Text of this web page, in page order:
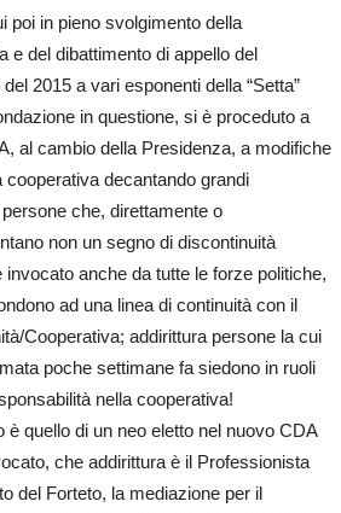
poi in pieno svolgimento della
e del dibattimento di appello del
2015 a vari esponenti della “Setta”
in questione, si è proceduto a
al cambio della Presidenza, a modifiche
decantando grandi
che, direttamente o
non un segno di discontinuità
anche da tutte le forze politiche,
ad una linea di continuità con il
Cooperativa; addirittura persone la cui
poche settimane fa siedono in ruoli
nella cooperativa!
è quello di un neo eletto nel nuovo CDA
che addirittura è il Professionista
del Forteto, la mediazione per il